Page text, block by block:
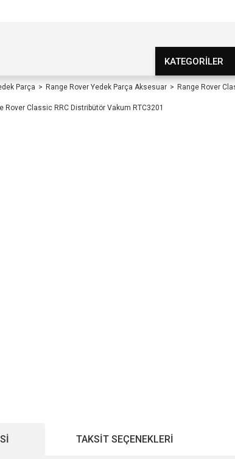
KATEGORİLER
Parça Range Rover Yedek Parça Aksesuar Range Rover
TAKSIT SEÇENEKLERI